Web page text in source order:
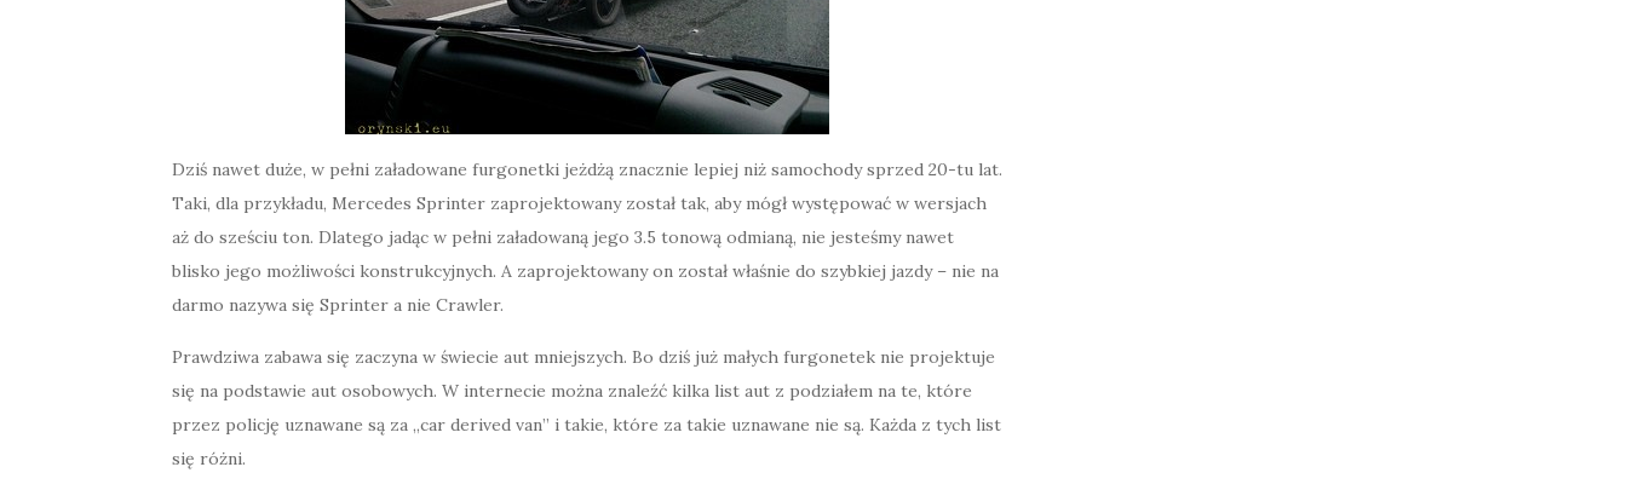
Dziś nawet duże, w pełni załadowane furgonetki jeżdżą znacznie lepiej niż samochody sprzed 20-tu lat.
Taki, dla przykładu, Mercedes Sprinter zaprojektowany został tak, aby mógł występować w wersjach
aż do sześciu ton. Dlatego jadąc w pełni załadowaną jego 3.5 tonową odmianą, nie jesteśmy nawet
blisko jego możliwości konstrukcyjnych. A zaprojektowany on został właśnie do szybkiej jazdy – nie na
darmo nazywa się Sprinter a nie Crawler.
Prawdziwa zabawa się zaczyna w świecie aut mniejszych. Bo dziś już małych furgonetek nie projektuje
się na podstawie aut osobowych. W internecie można znaleźć kilka list aut z podziałem na te, które
przez policję uznawane są za „car derived van” i takie, które za takie uznawane nie są. Każda z tych list
się różni.